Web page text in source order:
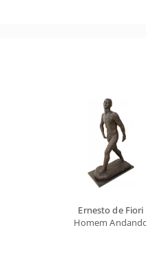
Ernesto de Fiori
Homem